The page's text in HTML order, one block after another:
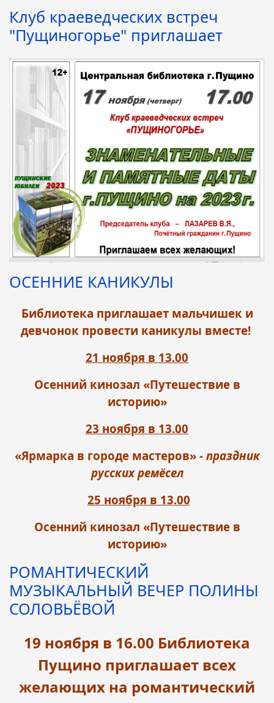
Клуб краеведческих встреч
"Пущиногорье" приглашает
ОСЕННИЕ КАНИКУЛЫ
Библиотека приглашает мальчишек и
девчонок провести каникулы вместе!
21 ноября в 13.00
Осенний кинозал «Путешествие в
историю»
23 ноября в 13.00
«Ярмарка в городе мастеров» - праздник
русских ремёсел
25 ноября в 13.00
Осенний кинозал «Путешествие в
историю»
РОМАНТИЧЕСКИЙ
МУЗЫКАЛЬНЫЙ ВЕЧЕР ПОЛИНЫ
СОЛОВЬЁВОЙ
19 ноября в 16.00 Библиотека
Пущино приглашает всех
желающих на романтический